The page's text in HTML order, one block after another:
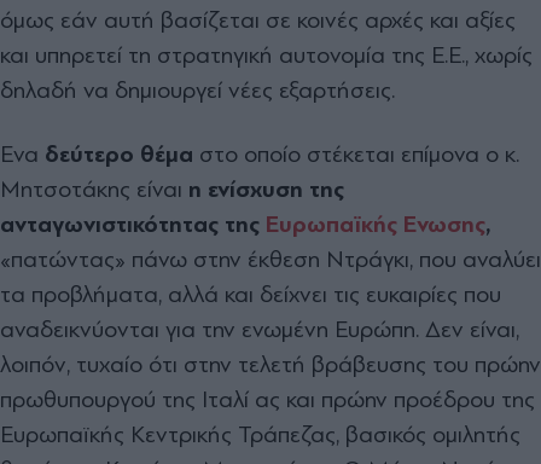
όμως εάν αυτή βασίζεται σε κοινές αρχές και αξίες
και υπηρετεί τη στρατηγική αυτονομία της Ε.Ε., χωρίς
δηλαδή να δημιουργεί νέες εξαρτήσεις.
Ενα δεύτερο θέμα στο οποίο στέκεται επίμονα ο κ.
Μητσοτάκης είναι η ενίσχυση της
ανταγωνιστικότητας της Ευρωπαϊκής Ενωσης,
«πατώντας» πάνω στην έκθεση Ντράγκι, που αναλύει
τα προβλήματα, αλλά και δείχνει τις ευκαιρίες που
αναδεικνύονται για την ενωμένη Ευρώπη. Δεν είναι,
λοιπόν, τυχαίο ότι στην τελετή βράβευσης του πρώην
πρωθυπουργού της Ιταλί ας και πρώην προέδρου της
Ευρωπαϊκής Κεντρικής Τράπεζας, βασικός ομιλητής